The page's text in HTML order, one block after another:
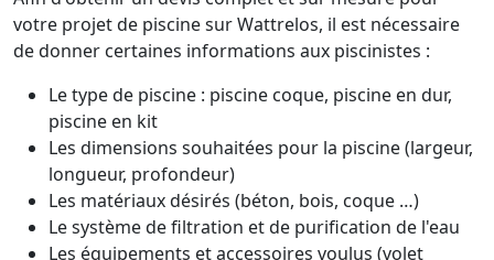
votre projet de piscine sur Wattrelos, il est nécessaire
de donner certaines informations aux piscinistes :
Le type de piscine : piscine coque, piscine en dur,
piscine en kit
Les dimensions souhaitées pour la piscine (largeur,
longueur, profondeur)
Les matériaux désirés (béton, bois, coque …)
Le système de filtration et de purification de l'eau
Les équipements et accessoires voulus (volet